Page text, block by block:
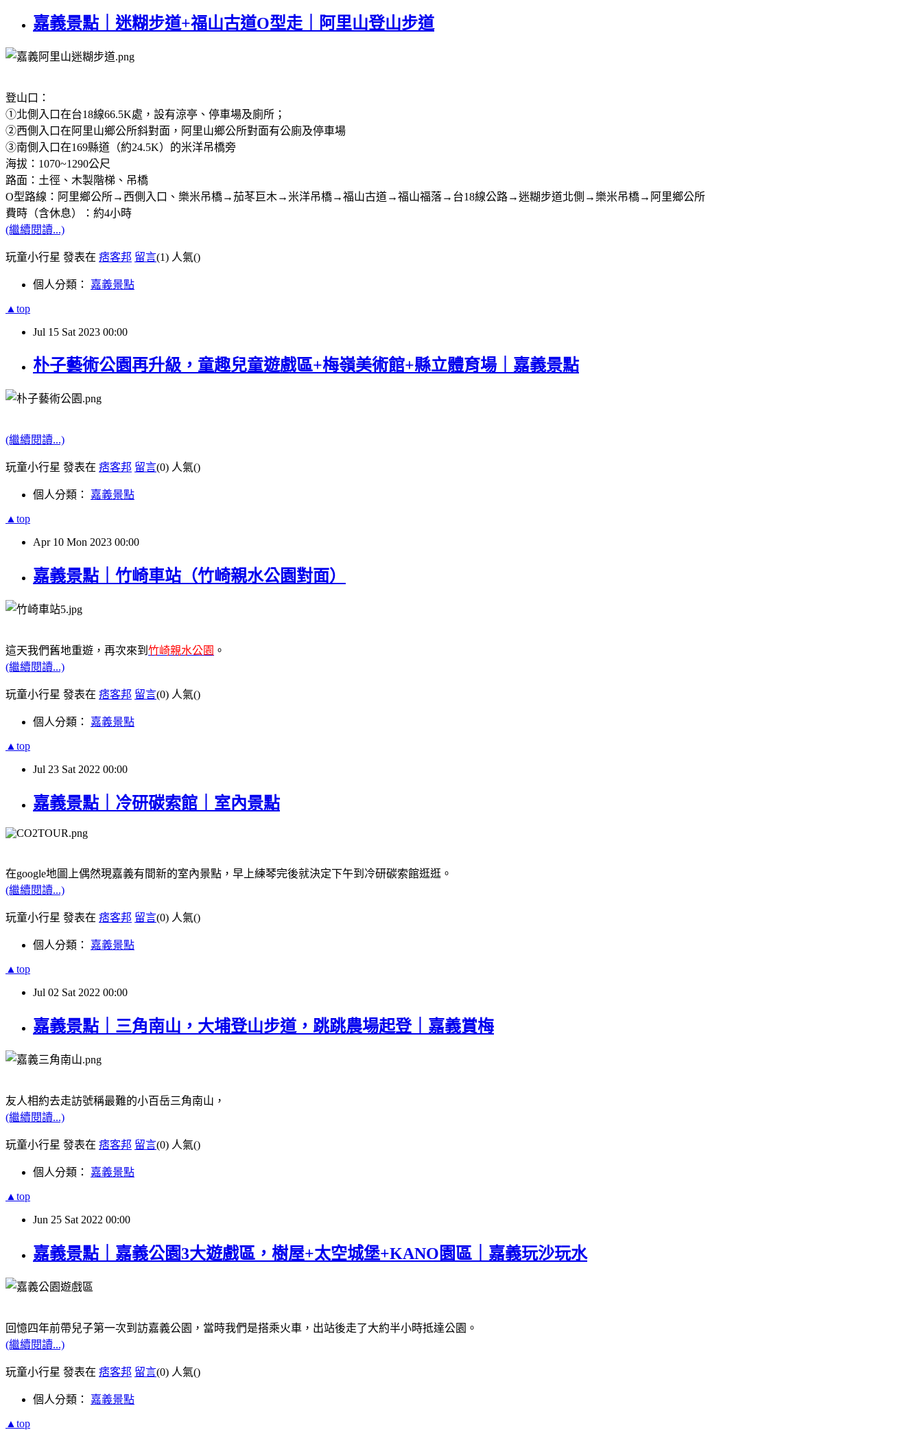
嘉義景點｜迷糊步道+福山古道O型走｜阿里山登山步道
登山口：
①北側入口在台18線66.5K處，設有涼亭、停車場及廁所；
②西側入口在阿里山鄉公所斜對面，阿里山鄉公所對面有公廁及停車場
③南側入口在169縣道（約24.5K）的米洋吊橋旁
海拔：1070~1290公尺
路面：土徑、木製階梯、吊橋
O型路線：阿里鄉公所→西側入口、樂米吊橋→茄苳巨木→米洋吊橋→福山古道→福山福落→台18線公路→迷糊步道北側→樂米吊橋→阿里鄉公所
費時（含休息）：約4小時
(繼續閱讀...)
玩童小行星 發表在 痞客邦 留言(1) 人氣()
個人分類： 嘉義景點
▲top
Jul 15 Sat 2023 00:00
朴子藝術公園再升級，童趣兒童遊戲區+梅嶺美術館+縣立體育場｜嘉義景點
(繼續閱讀...)
玩童小行星 發表在 痞客邦 留言(0) 人氣()
個人分類： 嘉義景點
▲top
Apr 10 Mon 2023 00:00
嘉義景點｜竹崎車站（竹崎親水公園對面）
這天我們舊地重遊，再次來到 竹崎親水公園 。
(繼續閱讀...)
玩童小行星 發表在 痞客邦 留言(0) 人氣()
個人分類： 嘉義景點
▲top
Jul 23 Sat 2022 00:00
嘉義景點｜冷研碳索館｜室內景點
在google地圖上偶然現嘉義有間新的室內景點，早上練琴完後就決定下午到冷研碳索館逛逛。
(繼續閱讀...)
玩童小行星 發表在 痞客邦 留言(0) 人氣()
個人分類： 嘉義景點
▲top
Jul 02 Sat 2022 00:00
嘉義景點｜三角南山，大埔登山步道，跳跳農場起登｜嘉義賞梅
友人相約去走訪號稱最難的小百岳三角南山，
(繼續閱讀...)
玩童小行星 發表在 痞客邦 留言(0) 人氣()
個人分類： 嘉義景點
▲top
Jun 25 Sat 2022 00:00
嘉義景點｜嘉義公園3大遊戲區，樹屋+太空城堡+KANO園區｜嘉義玩沙玩水
回憶四年前帶兒子第一次到訪嘉義公園，當時我們是搭乘火車，出站後走了大約半小時抵達公園。
(繼續閱讀...)
玩童小行星 發表在 痞客邦 留言(0) 人氣()
個人分類： 嘉義景點
▲top